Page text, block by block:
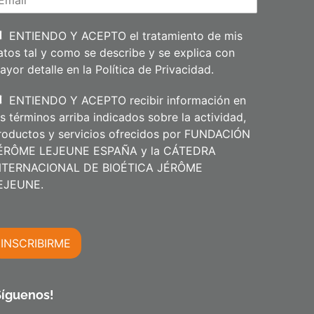
l
i
o
s
ENTIENDO Y ACEPTO el tratamiento de mis
tal y como se describe y se explica con
detalle en la Política de Privacidad.
ENTIENDO Y ACEPTO recibir información en
términos arriba indicados sobre la actividad,
y servicios ofrecidos por FUNDACIÓN
LEJEUNE ESPAÑA y la CÁTEDRA
DE BIOÉTICA JÉRÔME
INSCRIBIRME